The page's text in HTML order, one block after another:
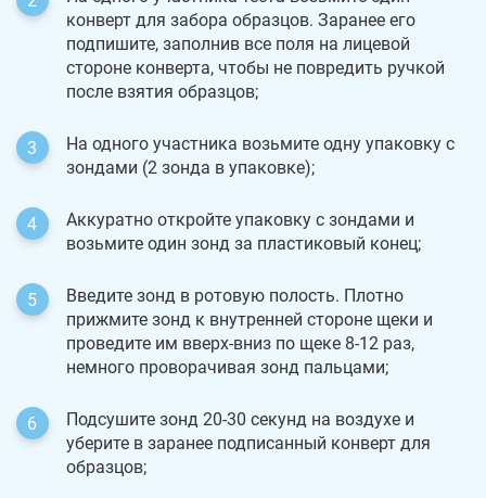
конверт для забора образцов. Заранее его
подпишите, заполнив все поля на лицевой
стороне конверта, чтобы не повредить ручкой
после взятия образцов;
На одного участника возьмите одну упаковку с
зондами (2 зонда в упаковке);
Аккуратно откройте упаковку с зондами и
возьмите один зонд за пластиковый конец;
Введите зонд в ротовую полость. Плотно
прижмите зонд к внутренней стороне щеки и
проведите им вверх-вниз по щеке 8-12 раз,
немного проворачивая зонд пальцами;
Подсушите зонд 20-30 секунд на воздухе и
уберите в заранее подписанный конверт для
образцов;